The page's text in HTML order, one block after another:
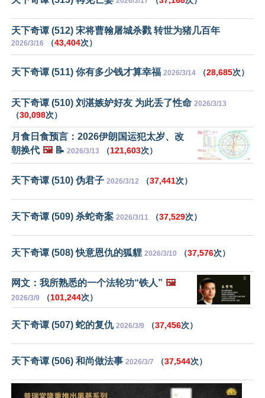
天下奇谭 (512) 宋将曹翰屠城杀戮 转世为猪几百年
2026/3/16 （43,404次）
天下奇谭 (511) 你有多少钱才算幸福 2026/3/14 （28,685次）
天下奇谭 (510) 刘湛嫉妒好友 为此丢了性命 2026/3/13
（30,098次）
月食日食预言：2026伊朗国运犯太岁、改
朝换代 🖼️📝 2026/3/13 （121,603次）
天下奇谭 (510) 伪君子 2026/3/12 （37,441次）
天下奇谭 (509) 杀蛇奇案 2026/3/11 （37,529次）
天下奇谭 (508) 快意恩仇的狐貍 2026/3/10 （37,576次）
网文：我所熟悉的一个法轮功“铁人” 🖼️
2026/3/9 （101,244次）
天下奇谭 (507) 蛇的复仇 2026/3/9 （37,456次）
天下奇谭 (506) 和尚做法事 2026/3/7 （37,544次）